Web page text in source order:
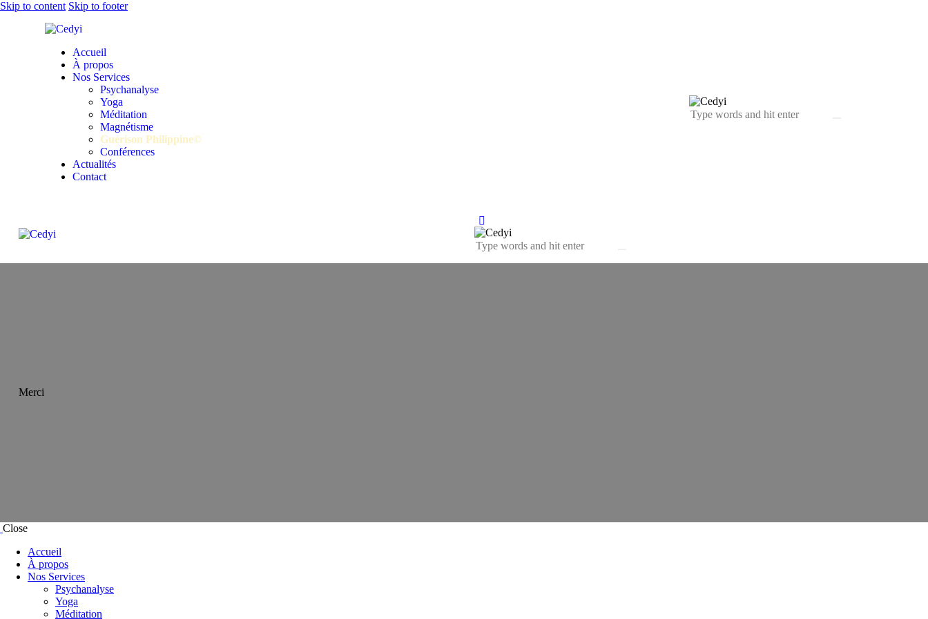
Skip to content Skip to footer
Accueil
À propos
Nos Services
Psychanalyse
Yoga
Méditation
Magnétisme
Guérison Philippine©
Conférences
Actualités
Contact
Merci
Close
Accueil
À propos
Nos Services
Psychanalyse
Yoga
Méditation